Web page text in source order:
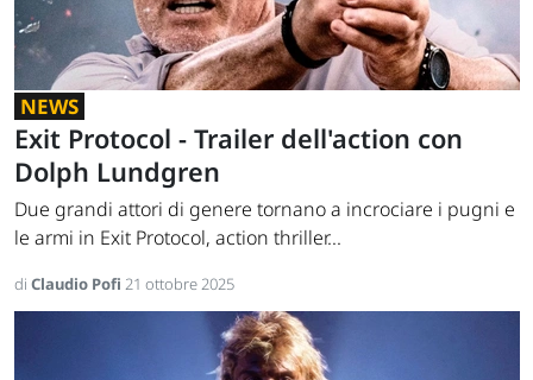
NEWS
Exit Protocol - Trailer dell'action con
Dolph Lundgren
Due grandi attori di genere tornano a incrociare i pugni e
le armi in Exit Protocol, action thriller...
di Claudio Pofi 21 ottobre 2025